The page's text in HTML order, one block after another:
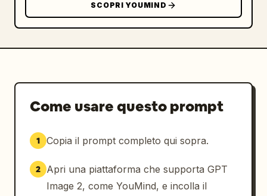
SCOPRI YOUMIND
Come usare questo prompt
1 Copia il prompt completo qui sopra.
2
Apri una piattaforma che supporta GPT
Image 2, come YouMind, e incolla il